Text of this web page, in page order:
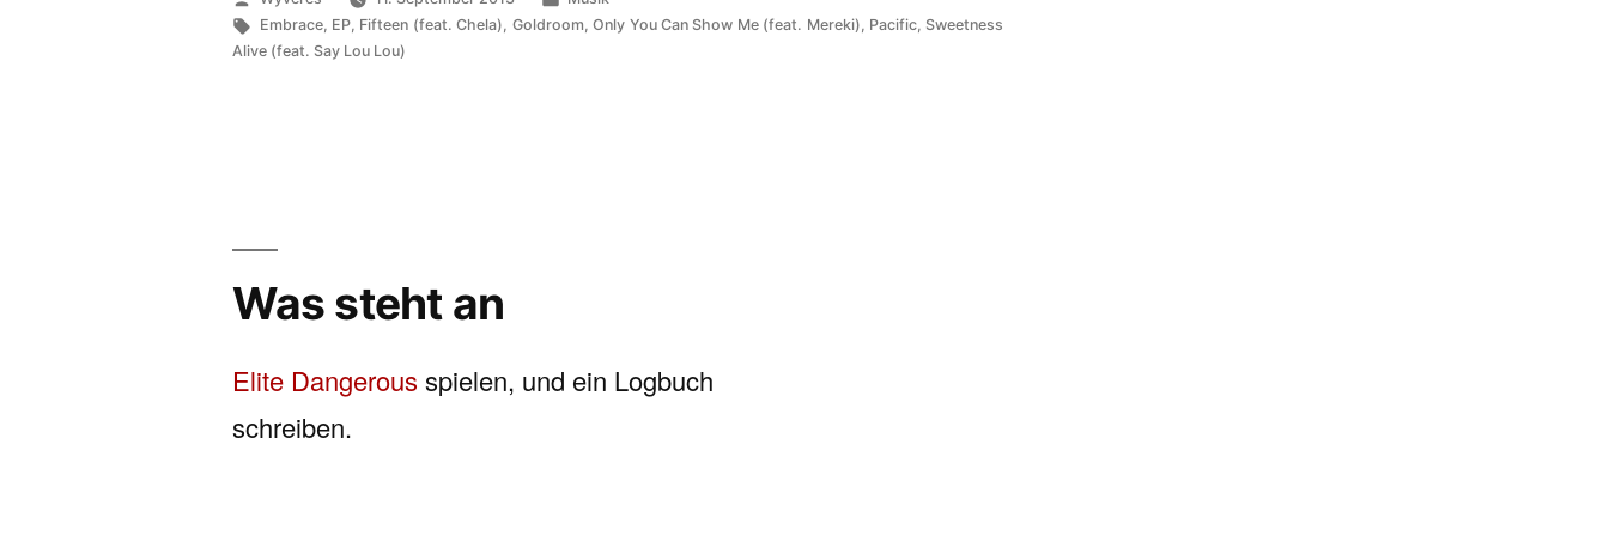
von
unter
Schlagwörter:
Embrace, EP Fifteen (feat. Chela) Goldroom ,Only You Can Show Me (feat. Mereki) Pacific Sweetness
Alive (feat. Say Lou Lou)
Was steht an
Elite Dangerous spielen, und ein Logbuch
schreiben.